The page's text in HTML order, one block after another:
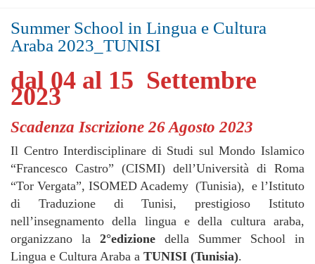
Summer School in Lingua e Cultura
Araba 2023_TUNISI
dal 04 al 15 Settembre
2023
Scadenza Iscrizione 26 Agosto 2023
Il Centro Interdisciplinare di Studi sul Mondo Islamico
“Francesco Castro” (CISMI) dell’Università di Roma
“Tor Vergata”, ISOMED Academy (Tunisia), e l’Istituto
di Traduzione di Tunisi, prestigioso Istituto
nell’insegnamento della lingua e della cultura araba,
organizzano la 2°edizione della Summer School in
Lingua e Cultura Araba a TUNISI (Tunisia).